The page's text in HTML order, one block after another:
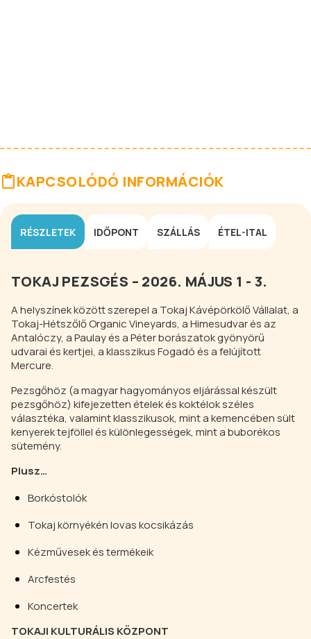
KAPCSOLÓDÓ INFORMÁCIÓK
RÉSZLETEK IDŐPONT SZÁLLÁS ÉTEL-ITAL
TOKAJ PEZSGÉS – 2026. MÁJUS 1 - 3.
A helyszínek között szerepel a Tokaj Kávépörkölő Vállalat, a
Tokaj-Hétszőlő Organic Vineyards, a Himesudvar és az
Antalóczy, a Paulay és a Péter borászatok gyönyörű
udvarai és kertjei, a klasszikus Fogadó és a felújított
Mercure.
Pezsgőhöz (a magyar hagyományos eljárással készült
pezsgőhöz) kifejezetten ételek és koktélok széles
választéka, valamint klasszikusok, mint a kemencében sült
kenyerek tejföllel és különlegességek, mint a buborékos
sütemény.
Plusz…
Borkóstolók
Tokaj környékén lovas kocsikázás
Kézművesek és termékeik
Arcfestés
Koncertek
TOKAJI KULTURÁLIS KÖZPONT